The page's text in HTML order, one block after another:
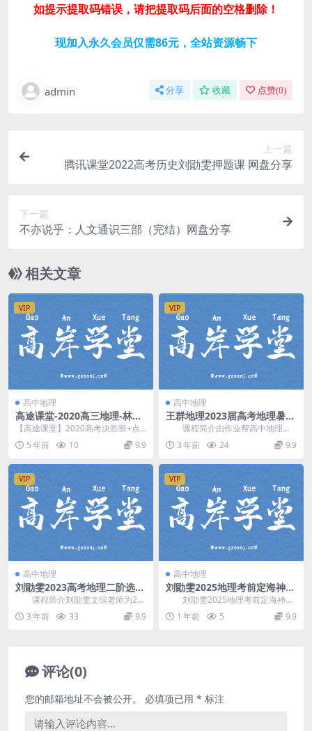
如提示提取码错误，请把提取码后面的空格删除！
现加入永久会员仅需86元，全站资源畅下
admin 分享 收藏 点赞(0)
上一篇
腾讯课堂2022高考历史刘勖雯押题课 网盘分享
下一篇
不亦说乎：人文通识三部（完结）网盘分享
相关文章
VIP
高中地理
高途课堂-2020高三地理-林萧
【决胜班】（高清视频百度
云）
【高途课堂】2020高考决胜班+点
睛班/高途课堂-高三地理-林萧【决
胜班】202...
5 年前 10 9.9
VIP
高中地理
王群地理2023届高考地理暑秋
联报课程资源(高三)
课程简介由作业帮高中地理主
讲 王群 讲课，2023届高考地理一
轮辅导通用版，...
3 年前 24 9.9
VIP
高中地理
刘勖雯2023高考地理二阶选择
题技巧班课程资源
课程简介刘勖雯文综老师为20
23届高考地理研发的全新系列课
程，地理全年班共分...
3 年前 33 9.9
VIP
高中地理
刘勖雯2025地理考前定海神针
课程资源 百度网盘分享
刘勖雯2025地理考前定海神针
课程资源，首届定海神针系列课，
刘老师亲自划重点...
1 年前 5 9.9
评论(0)
您的邮箱地址不会被公开。 必填项已用 * 标注